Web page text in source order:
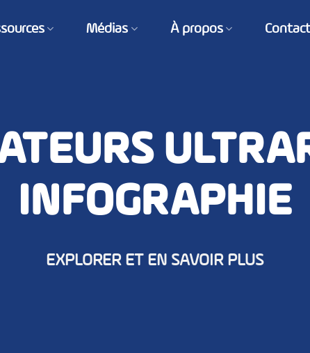
Médias À propos Contact
INFOGRAPHIE
EXPLORER ET EN SAVOIR PLUS